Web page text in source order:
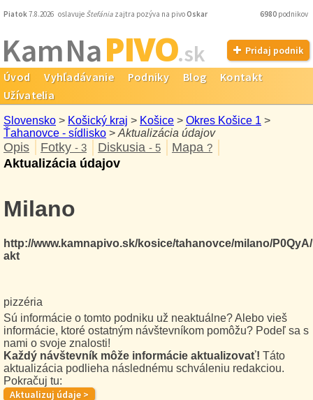
Piatok7.8.2026 oslavuje Štefánia zajtra pozýva na pivoOskar 6980 podnikov
Kam NaPIVO.sk Pridaj podnik
Úvod Vyhľadávanie Podniky Blog
Kontakt
Užívatelia
Slovensko > Košický kraj > Košice > Okres Košice 1 >
Ťahanovce - sídlisko > Aktualizácia údajov
Opis Fotky - 3 Diskusia - 5 Mapa ?
Aktualizácia údajov
Milano
http://www.kamnapivo.sk/kosice/tahanovce/milano/
akt
pizzéria
Sú informácie o tomto podniku už neaktuálne? Alebo vieš
informácie, ktoré ostatným návštevníkom pomôžu? Podeľ sa s
nami o svoje znalosti!
Každý návštevník môže informácie aktualizovať! Táto
aktualizácia podlieha následnému schváleniu redakciou.
Pokračuj tu: